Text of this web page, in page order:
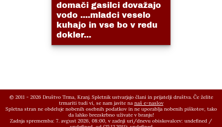
domači gasilci dovažajo
vodo ....mladci veselo
kuhajo in vse bo v redu
dokler...
© 2011 - 2026 Društvo Trma, Kranj. Spletnik ustvarjajo člani in prijatelji društva. Če želite
trmariti tudi vi, se nam javite na naš e-naslov
Spletna stran ne obdeluje nobenih osebnih podatkov in ne uporablja nobenih piškotov, tako
da lahko brezskrbno uživate v branju!
Zadnja sprememba: 7. avgust 2026, 08:00, v zadnji uri/dnevu obiskovalcev: undefined /